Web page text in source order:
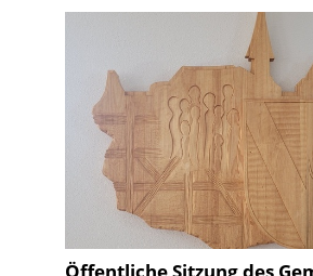
Öffentliche Sitzung des